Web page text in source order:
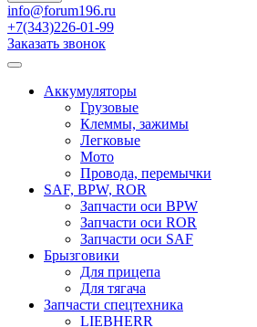
info@forum196.ru
+7(343)226-01-99
Заказать звонок
Аккумуляторы
Грузовые
Клеммы, зажимы
Легковые
Мото
Провода, перемычки
SAF, BPW, ROR
Запчасти оси BPW
Запчасти оси ROR
Запчасти оси SAF
Брызговики
Для прицепа
Для тягача
Запчасти спецтехника
LIEBHERR